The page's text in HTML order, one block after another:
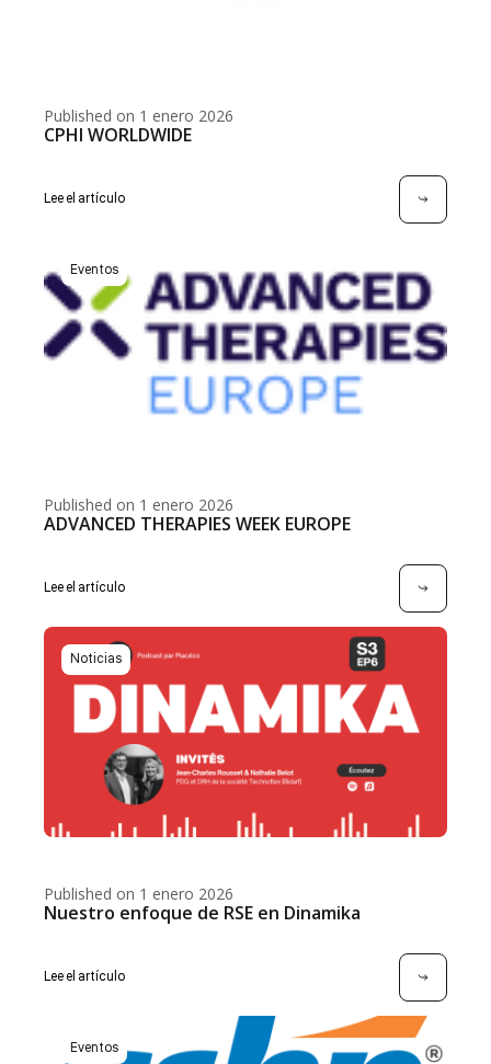
Published on 1 enero 2026
CPHI WORLDWIDE
Lee el artículo
Eventos
Published on 1 enero 2026
ADVANCED THERAPIES WEEK EUROPE
Lee el artículo
Noticias
Published on 1 enero 2026
Nuestro enfoque de RSE en Dinamika
Lee el artículo
Eventos